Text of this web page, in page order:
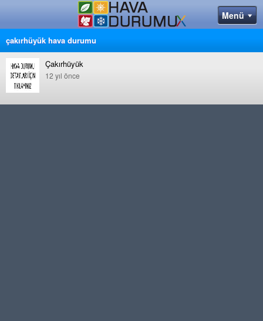
çakırhüyük hava durumu
Çakırhüyük
12 yıl önce